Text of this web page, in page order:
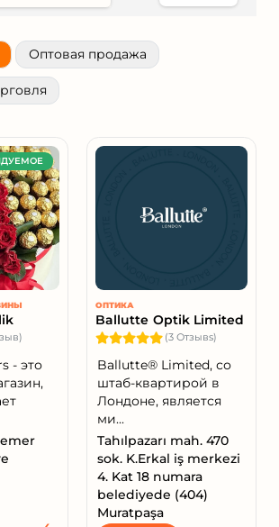
Оптовая продажа
- это
ОПТИКА
Ballutte Optik Limited
(3 Отзывs)
Ballutte®️ Limited, со
штаб-квартирой в
Лондоне, является
ми...
Tahılpazarı mah. 470
sok. K.Erkal iş merkezi
4. Kat 18 numara
belediyede (404)
Muratpaşa